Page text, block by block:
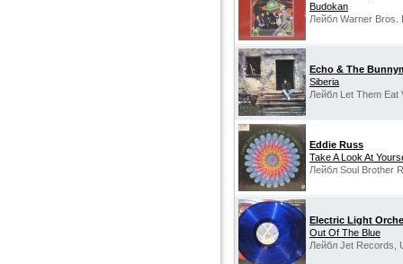
Budokan
Лейбл Warner Bros.
Echo & The
Siberia
Лейбл Let Them Eat
Eddie Russ
Take A Look At
Лейбл Soul Brother
Electric Light
Out Of The Blue
Лейбл Jet Records,